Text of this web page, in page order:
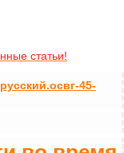
статьи!
45-